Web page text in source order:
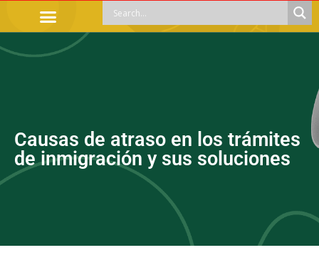
Causas de atraso en los trámites
de inmigración y sus soluciones